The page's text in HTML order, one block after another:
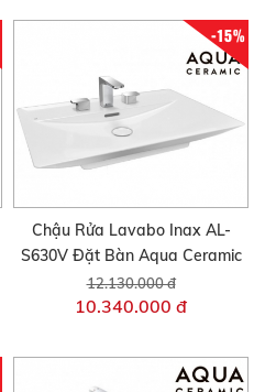
-15%
Chậu Rửa Lavabo Inax AL-
S630V Đặt Bàn Aqua Ceramic
12.130.000 đ
10.340.000 đ